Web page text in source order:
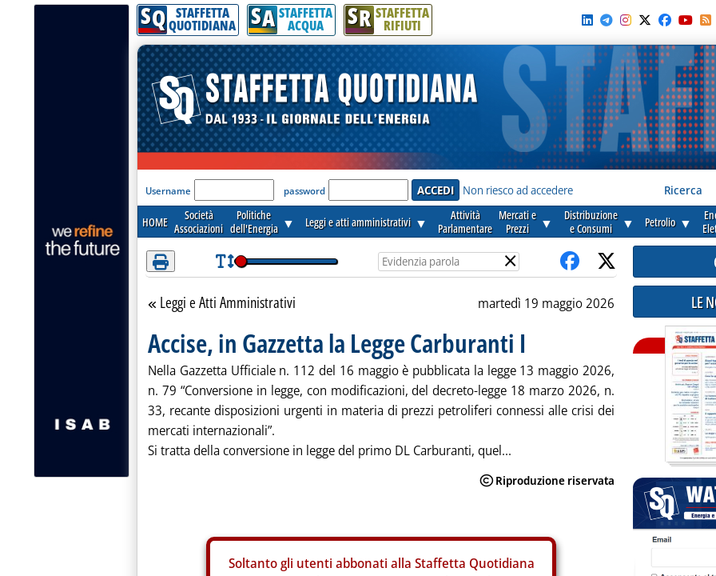
Attenzione! Esegui l'accesso per lèggere interamente la notizia.
SQ STAFFETTA
QUOTIDIANA SA STAFFETTA
ACQUA SR STAFFETTA
RIFIUTI
'Modulo Login per accedere'
Username password Non riesco ad accedere Ricerca
HOME
Società
Associazioni
Politiche
dell'Energia ▼ Leggi e atti amministrativi ▼
Attività
Parlamentare
Mercati e
Prezzi
▼
Distribuzione
e Consumi
▼ Petrolio ▼
×
Torna alla sezione
Leggi e Atti Amministrativi martedì 19 maggio 2026
Accise, in Gazzetta la Legge Carburanti I
Nella Gazzetta Ufficiale n. 112 del 16 maggio è pubblicata la legge 13 maggio 2026,
n. 79 “Conversione in legge, con modificazioni, del decreto-legge 18 marzo 2026, n.
33, recante disposizioni urgenti in materia di prezzi petroliferi connessi alle crisi dei
mercati internazionali”.
Si tratta della conversione in legge del primo DL Carburanti, quel...
Soltanto gli utenti abbonati alla Staffetta Quotidiana
LE